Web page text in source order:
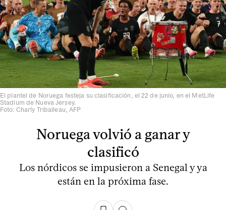
El plantel de Noruega festeja su clasificación, el 22 de junio, en el MetLife
Stadium de Nueva Jersey.
Foto: Charly Triballeau, AFP
Noruega volvió a ganar y
clasificó
Los nórdicos se impusieron a Senegal y ya
están en la próxima fase.